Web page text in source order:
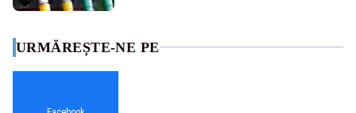
URMĂREȘTE-NE PE